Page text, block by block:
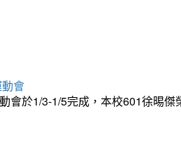
會
會於1/3-1/5完成，本校601徐晹